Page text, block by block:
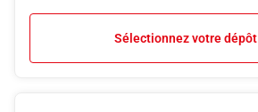
Sélectionnez votre dépôt